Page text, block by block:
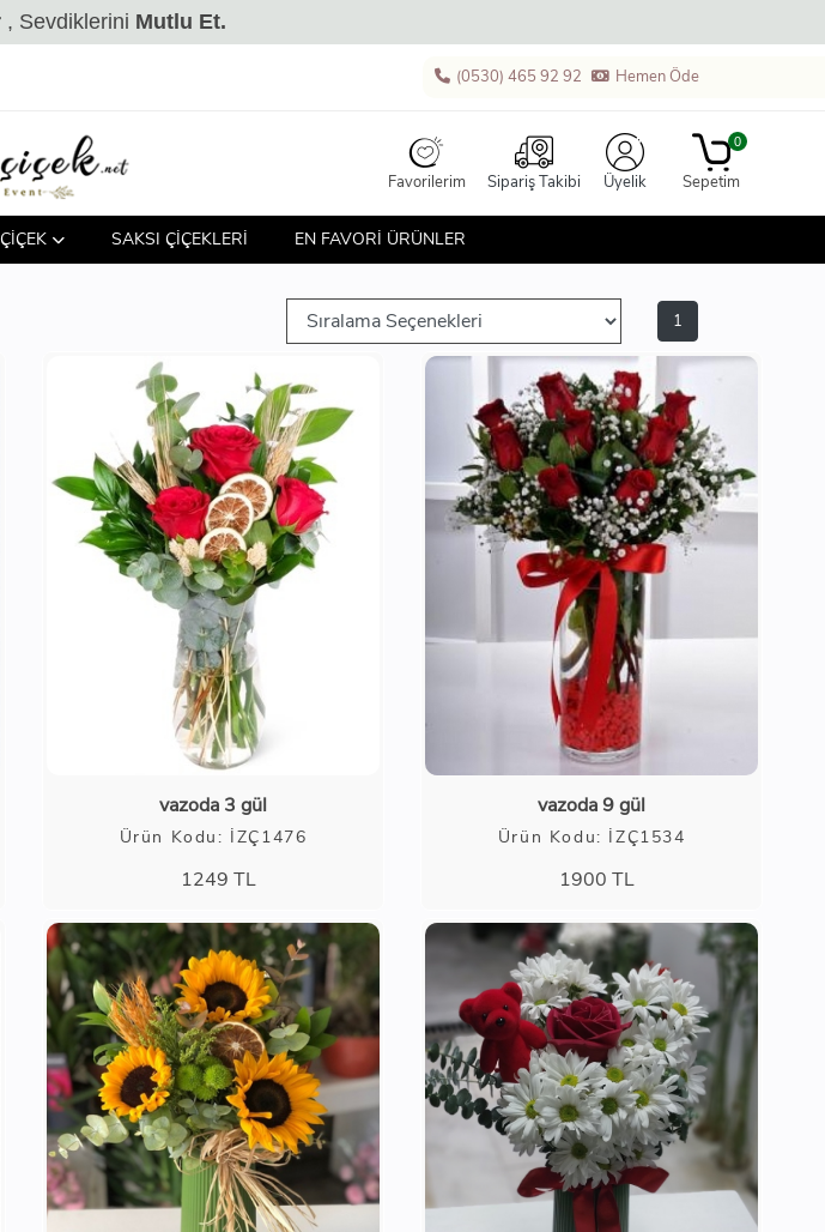
, Sevdiklerini Mutlu Et.
(0530) 465 92 92 Hemen Öde
Favorilerim Sipariş Takibi Üyelik Sepetim
0
SAKSI ÇİÇEKLERİ EN FAVORİ ÜRÜNLER
1
vazoda 3 gül
Ürün Kodu: İZÇ1476
1249 TL
vazoda 9 gül
Ürün Kodu: İZÇ1534
1900 TL